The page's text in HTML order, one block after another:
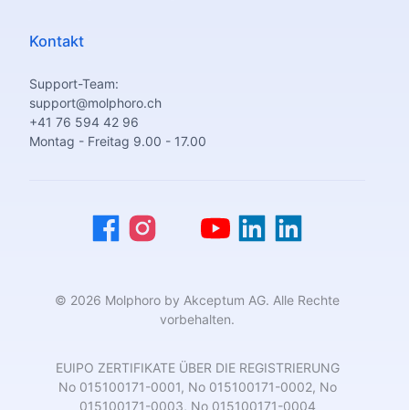
Kontakt
Support-Team:
support@molphoro.ch
+41 76 594 42 96
Montag - Freitag 9.00 - 17.00
© 2026 Molphoro by Akceptum AG. Alle Rechte
vorbehalten.
EUIPO ZERTIFIKATE ÜBER DIE REGISTRIERUNG
No 015100171-0001, No 015100171-0002, No
015100171-0003, No 015100171-0004